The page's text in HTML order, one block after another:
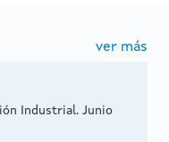
ver más
Industrial. Junio